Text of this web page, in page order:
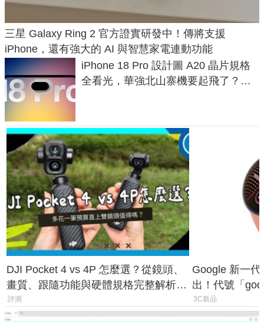
三星 Galaxy Ring 2 官方證實研發中！傳將支援
iPhone，還有強大的 AI 與智慧家電連動功能
iPhone 18 Pro 設計圖 A20 晶片規格
全看光，華強北山寨機要起飛了？專
DJI Pocket 4 vs 4P 怎麼選？從鏡頭、
畫質、跟隨功能與硬體規格完整解析，
一次看懂兩台差異
評測
Google 新一
出！代號「
鎖定 AI 應用
3C新品